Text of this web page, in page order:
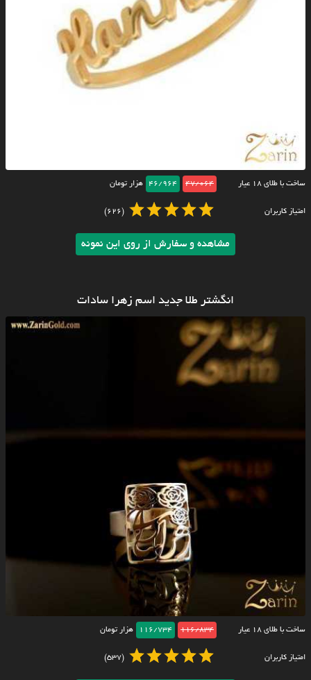
ساخت با طلای ۱۸ عیار 47/064
46/964 هزار تومان
امتیاز کاربران (626)
مشاهده و سفارش از روی این نمونه
انگشتر طلا جدید اسم زهرا سادات
ساخت با طلای ۱۸ عیار 116/834
116/734 هزار تومان
امتیاز کاربران (537)